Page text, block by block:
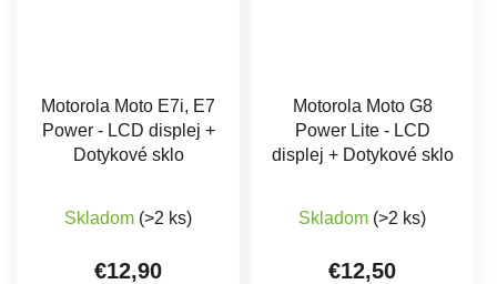
Motorola Moto E7i, E7
Power - LCD displej +
Dotykové sklo
Skladom (>2 ks)
€12,90
Motorola Moto G8
Power Lite - LCD
displej + Dotykové sklo
Skladom (>2 ks)
€12,50